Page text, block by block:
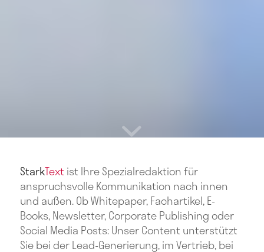
StarkText ist Ihre Spezialredaktion für
anspruchsvolle Kommunikation nach innen
und außen. Ob Whitepaper, Fachartikel, E-
Books, Newsletter, Corporate Publishing oder
Social Media Posts: Unser Content unterstützt
Sie bei der Lead-Generierung, im Vertrieb, bei